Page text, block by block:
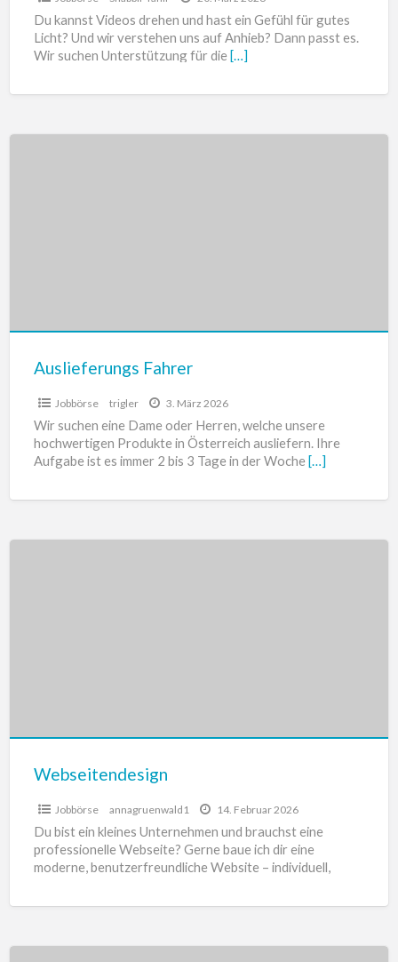
Du kannst Videos drehen und hast ein Gefühl für gutes
Licht? Und wir verstehen uns auf Anhieb? Dann passt es.
Wir suchen Unterstützung für die […]
Auslieferungs Fahrer
Jobbörse trigler 3. März 2026
Wir suchen eine Dame oder Herren, welche unsere
hochwertigen Produkte in Österreich ausliefern. Ihre
Aufgabe ist es immer 2 bis 3 Tage in der Woche […]
Webseitendesign
Jobbörse annagruenwald1 14. Februar 2026
Du bist ein kleines Unternehmen und brauchst eine
professionelle Webseite? Gerne baue ich dir eine
moderne, benutzerfreundliche Website – individuell,